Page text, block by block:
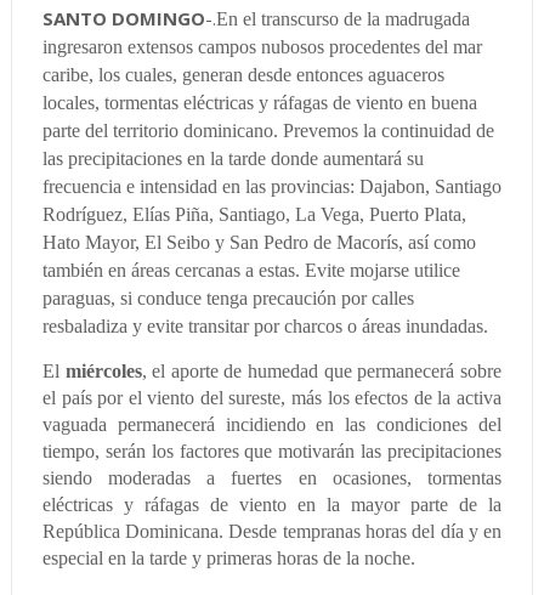
SANTO DOMINGO-.En el transcurso de la madrugada
ingresaron extensos campos nubosos procedentes del mar
caribe, los cuales, generan desde entonces aguaceros
locales, tormentas eléctricas y ráfagas de viento en buena
parte del territorio dominicano. Prevemos la continuidad de
las precipitaciones en la tarde donde aumentará su
frecuencia e intensidad en las provincias: Dajabon, Santiago
Rodríguez, Elías Piña, Santiago, La Vega, Puerto Plata,
Hato Mayor, El Seibo y San Pedro de Macorís, así como
también en áreas cercanas a estas. Evite mojarse utilice
paraguas, si conduce tenga precaución por calles
resbaladiza y evite transitar por charcos o áreas inundadas.
El miércoles, el aporte de humedad que permanecerá sobre
el país por el viento del sureste, más los efectos de la activa
vaguada permanecerá incidiendo en las condiciones del
tiempo, serán los factores que motivarán las precipitaciones
siendo moderadas a fuertes en ocasiones, tormentas
eléctricas y ráfagas de viento en la mayor parte de la
República Dominicana. Desde tempranas horas del día y en
especial en la tarde y primeras horas de la noche.